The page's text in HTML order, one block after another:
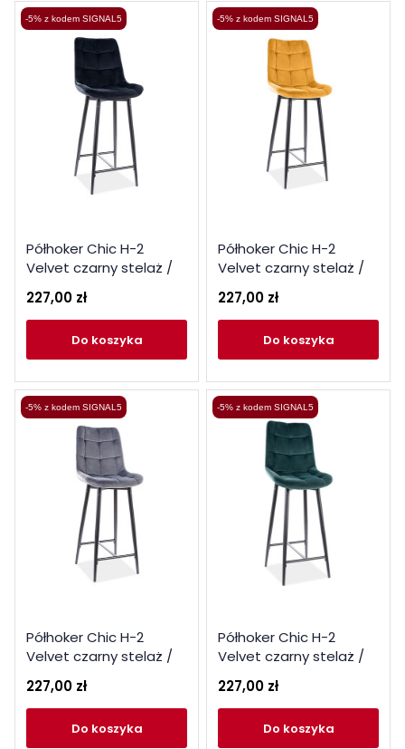
-5% z kodem SIGNAL5
Półhoker Chic H-2
Velvet czarny stelaż /
czarny Bluvel 19
227,00 zł
do koszyka
-5% z kodem SIGNAL5
Półhoker Chic H-2
Velvet czarny stelaż /
żółty Bluvel 68
227,00 zł
do koszyka
-5% z kodem SIGNAL5
Półhoker Chic H-2
Velvet czarny stelaż /
szary Bluvel 14
227,00 zł
do koszyka
-5% z kodem SIGNAL5
Półhoker Chic H-2
Velvet czarny stelaż /
zielony Bluvel 78
227,00 zł
do koszyka